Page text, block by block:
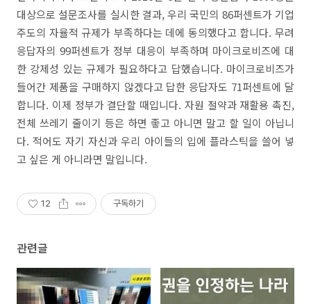
대상으로 설문조사를 실시한 결과, 우리 국민의 86퍼센트가 기업
주도의 자율적 규제가 부족하다는 데에 동의했다고 합니다. 무려
응답자의 99퍼센트가 정부 대응이 부족하며 마이크로비즈에 대
한 강제성 있는 규제가 필요하다고 답했습니다. 마이크로비즈가
들어간 제품을 구매하지 않겠다고 답한 응답자도 71퍼센트에 달
합니다. 이제 정부가 결단할 때입니다. 자원 절약과 재활용 촉진,
전체 쓰레기 줄이기 등은 하면 좋고 아니면 말고 할 일이 아닙니
다. 적어도 자기 자신과 우리 아이들의 입에 플라스틱을 쓸어 넣
고 싶은 게 아니라면 말입니다.
12 구독하기
관련글